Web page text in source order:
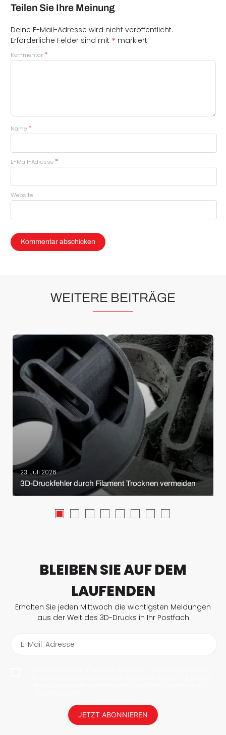
Teilen Sie Ihre Meinung
Deine E-Mail-Adresse wird nicht veröffentlicht.
Erforderliche Felder sind mit * markiert
Kommentar *
Name *
E-Mail-Adresse *
Website
WEITERE BEITRÄGE
23. Juli 2026
3D-Druckfehler durch Filament Trocknen vermeiden
BLEIBEN SIE AUF DEM
LAUFENDEN
Erhalten Sie jeden Mittwoch die wichtigsten Meldungen
aus der Welt des 3D-Drucks in Ihr Postfach
E-Mail-Adresse
JETZT ABONNIEREN